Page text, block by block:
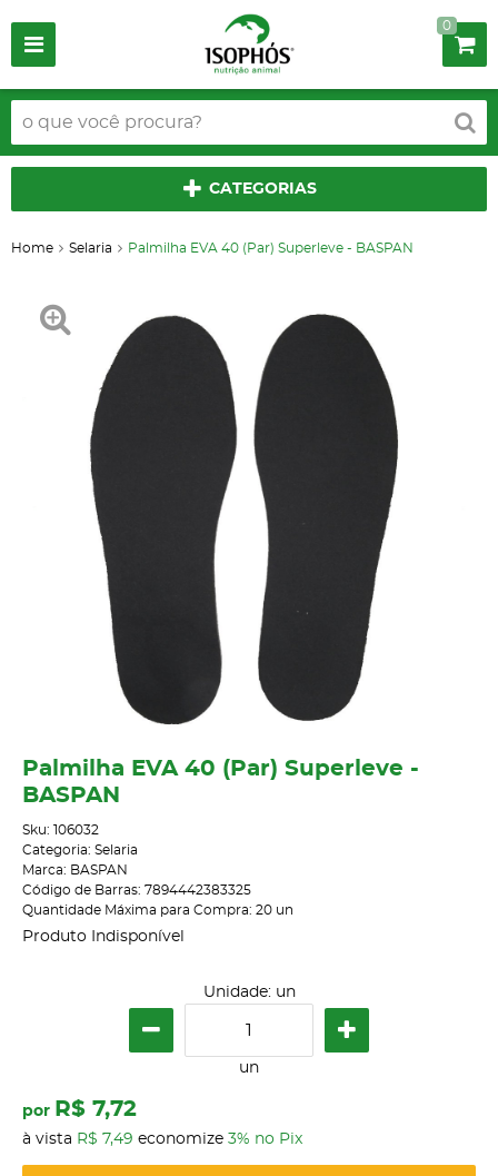
0
CATEGORIAS
Home Selaria Palmilha EVA 40 (Par) Superleve - BASPAN
Palmilha EVA 40 (Par) Superleve -
BASPAN
Sku: 106032
Categoria: Selaria
Marca: BASPAN
Código de Barras: 7894442383325
Quantidade Máxima para Compra: 20 un
Produto Indisponível
Unidade: un
un
por R$ 7,72
à vista R$ 7,49 economize 3% no Pix